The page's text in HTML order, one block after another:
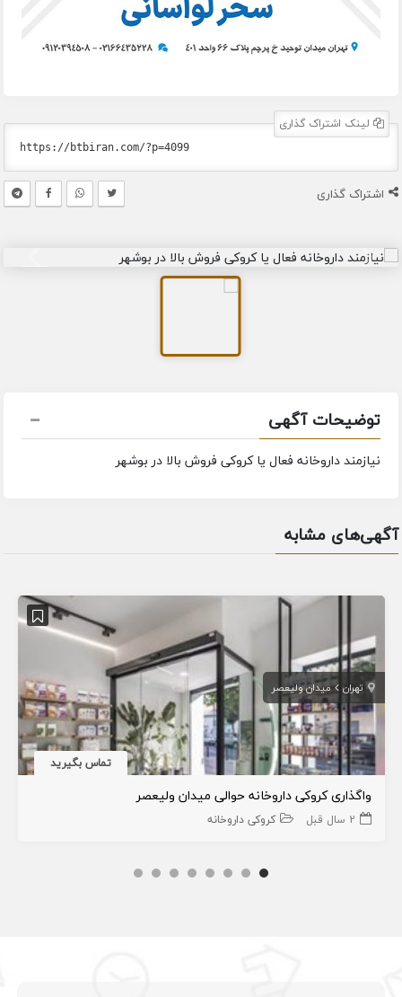
لینک اشتراک گذاری
اشتراک گذاری
توضیحات آگهی
نیازمند داروخانه فعال یا کروکی فروش بالا در بوشهر
آگهی‌های مشابه
تهران میدان ولیعصر
تماس بگیرید
واگذاری کروکی داروخانه حوالی میدان ولیعصر
2 سال قبل کروکی داروخانه